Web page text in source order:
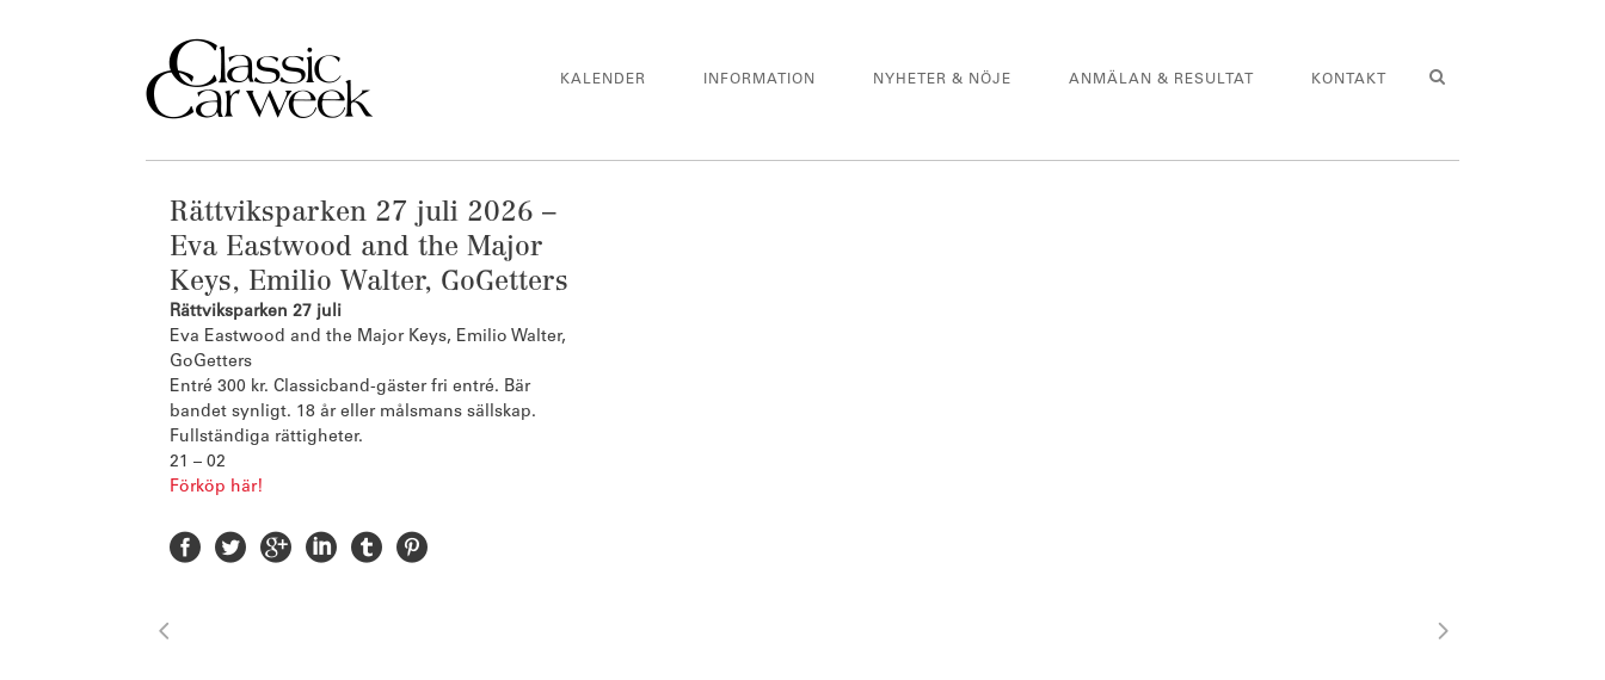
KALENDER INFORMATION NYHETER & NÖJE ANMÄLAN & RESULTAT KONTAKT
Rättviksparken 27 juli 2026 –
Eva Eastwood and the Major
Keys, Emilio Walter, GoGetters
Rättviksparken 27 juli
Eva Eastwood and the Major Keys, Emilio Walter,
GoGetters
Entré 300 kr. Classicband-gäster fri entré. Bär
bandet synligt. 18 år eller målsmans sällskap.
Fullständiga rättigheter.
21 – 02
Förköp här!